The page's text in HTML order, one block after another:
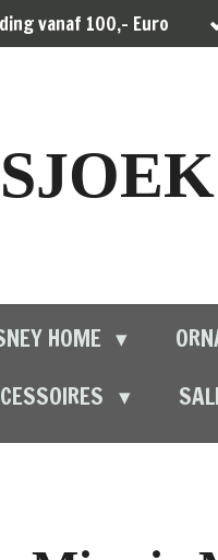
vanaf 100,- Euro
SJOEK
HOME